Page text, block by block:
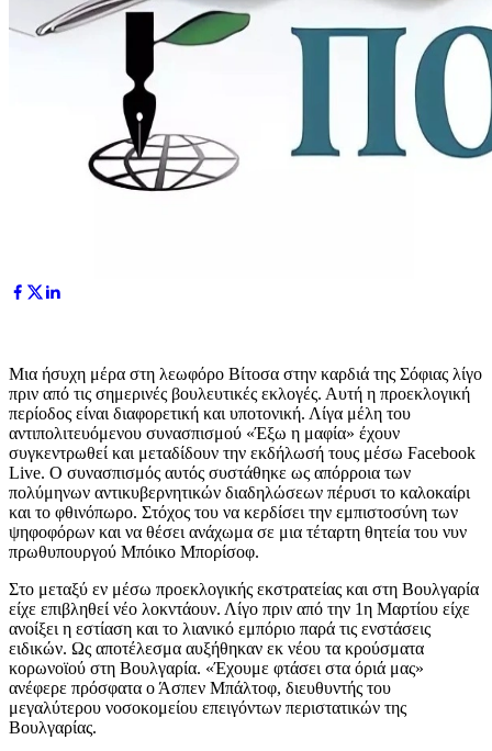
Μια ήσυχη μέρα στη λεωφόρο Βίτοσα στην καρδιά της Σόφιας λίγο
πριν από τις σημερινές βουλευτικές εκλογές. Αυτή η προεκλογική
περίοδος είναι διαφορετική και υποτονική. Λίγα μέλη του
αντιπολιτευόμενου συνασπισμού «Έξω η μαφία» έχουν
συγκεντρωθεί και μεταδίδουν την εκδήλωσή τους μέσω Facebook
Live. Ο συνασπισμός αυτός συστάθηκε ως απόρροια των
πολύμηνων αντικυβερνητικών διαδηλώσεων πέρυσι το καλοκαίρι
και το φθινόπωρο. Στόχος του να κερδίσει την εμπιστοσύνη των
ψηφοφόρων και να θέσει ανάχωμα σε μια τέταρτη θητεία του νυν
πρωθυπουργού Μπόικο Μπορίσοφ.
Στο μεταξύ εν μέσω προεκλογικής εκστρατείας και στη Βουλγαρία
είχε επιβληθεί νέο λοκντάουν. Λίγο πριν από την 1η Μαρτίου είχε
ανοίξει η εστίαση και το λιανικό εμπόριο παρά τις ενστάσεις
ειδικών. Ως αποτέλεσμα αυξήθηκαν εκ νέου τα κρούσματα
κορωνοϊού στη Βουλγαρία. «Έχουμε φτάσει στα όριά μας»
ανέφερε πρόσφατα ο Άσπεν Μπάλτοφ, διευθυντής του
μεγαλύτερου νοσοκομείου επειγόντων περιστατικών της
Βουλγαρίας.